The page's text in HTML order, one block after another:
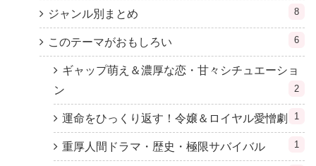
ジャンル別まとめ 8
このテーマがおもしろい 6
ギャップ萌え＆濃厚な恋・甘々シチュエーショ
ン
2
運命をひっくり返す！令嬢＆ロイヤル愛憎劇 1
重厚人間ドラマ・歴史・極限サバイバル 1